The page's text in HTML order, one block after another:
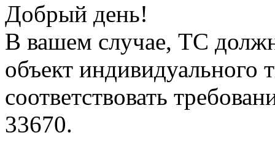
Добрый день!
В вашем случае, ТС
объект индивидуального
соответствовать
33670.